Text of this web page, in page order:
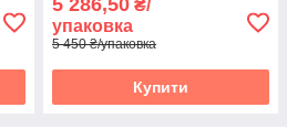
5 286,50 ₴/
упаковка
5 450 ₴/упаковка
Купити